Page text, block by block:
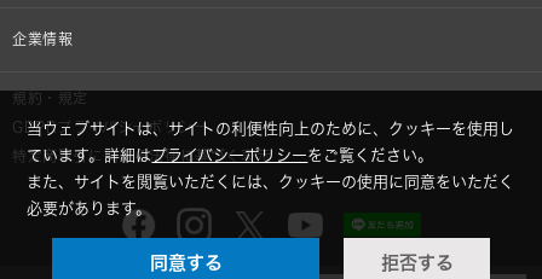
車載製品
部品/付属品
半導体レーザー応用製品
その他、メディア 取材関連等のお問い合わせ
企業情報
株式会社オーディオテクニカ
採用情報
GLOBAL-オーディオテクニカ
audio-technica MIMIO
規約・規定
GDPRプライバシーポリシー
特定商取引に関する法律に基づく表示
当ウェブサイトは、サイトの利便性向上のために、クッキーを使用し
ています。詳細はプライバシーポリシーをご覧ください。
また、サイトを閲覧いただくには、クッキーの使用に同意をいただく
必要があります。
同意する 拒否する